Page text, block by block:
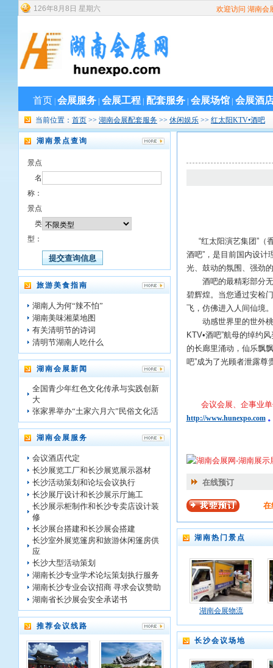
126年8 月 8 日 星期六 欢迎访问 湖南会
首页 会展服务 会展工程 配套服务 会展场馆 会展酒
当前位置： 首页 >> 湖南会展配套服务 >> 休闲娱乐 >> 红太阳KTV•酒吧
湖南景点查询
景点
名
称：
景点
类
型：
旅游美食指南
湖南人为何“辣不怕”
湖南美味湘菜地图
有关清明节的诗词
清明节湖南人吃什么
湖南会展新闻
全国青少年红色文化传承与实践创新
大
张家界举办“土家六月六”民俗文化活
湖南会展服务
会议酒店代定
长沙展览工厂和长沙展览展示器材
长沙活动策划和论坛会议执行
长沙展厅设计和长沙展示厅施工
长沙展示柜制作和长沙专卖店设计装
修
长沙展台搭建和长沙展会搭建
长沙室外展览篷房和旅游休闲篷房供
应
长沙大型活动策划
湖南长沙专业学术论坛策划执行服务
湖南长沙专业会议招商 寻求会议赞助
湖南省长沙展会安全承诺书
推荐会议线路
“红太阳演艺集团”（
酒吧”，是目前国内设计
光、鼓动的氛围、强劲
酒吧的最精彩部分无
碧辉煌。当您通过安检
飞，仿佛进入人间仙境。
动感世界里的世外桃
KTV•酒吧”航母的绰约
的长廊里涌动，仙乐飘
吧”成为了光顾者泄露尊
会议会展、企事业单
http://www.hunexpo.com
在线预订
在
湖南热门景点
湖南会展物流
长沙会议场地